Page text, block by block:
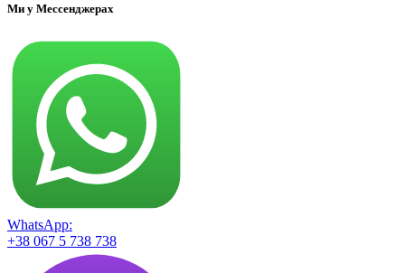
Ми у Мессенджерах
WhatsApp:
+38 067 5 738 738